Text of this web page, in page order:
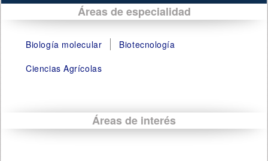
Áreas de especialidad
Biología molecular
Biotecnología
Ciencias Agrícolas
Áreas de interés